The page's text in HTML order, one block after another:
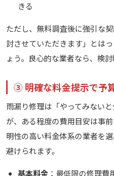
きる
ただし、無料調査後に強引な
討させていただきます」とは
ょう。良心的な業者なら、検
③ 明確な料金提示で予
雨漏り修理は「やってみない
が、ある程度の費用目安は事
明性の高い料金体系の業者を
避けられます。
基本料金 ：最低限の修理費